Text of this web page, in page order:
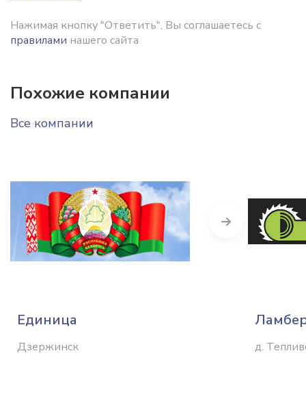
Нажимая кнопку "Ответить", Вы соглашаетесь с
правилами нашего сайта
Похожие компании
Все компании
Единица
Дзержинск д.
Next